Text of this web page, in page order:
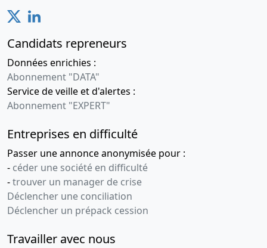
Candidats repreneurs
Données enrichies :
Abonnement "DATA"
Service de veille et d'alertes :
Abonnement "EXPERT"
Entreprises en difficulté
Passer une annonce anonymisée pour :
- céder une société en difficulté
-trouver un manager de crise
Déclencher une conciliation
Déclencher un prépack cession
Travailler avec nous